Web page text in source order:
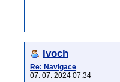
Ivoch
Re: Navigace
07. 07. 2024 07:34